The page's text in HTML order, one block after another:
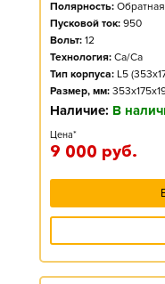
Полярность: Обратная
Пусковой ток: 950
Вольт: 12
Технология: Ca/Ca
Тип корпуса: L5
Размер, мм:
Наличие: В
Цена*
9 000 руб.